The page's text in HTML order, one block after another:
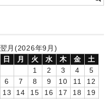
翌月(2026年9月)
日
月 火 水 木 金
土
1
2 3 4
5
6
7 8 9 10 11
12
13
14 15 16 17 18
19